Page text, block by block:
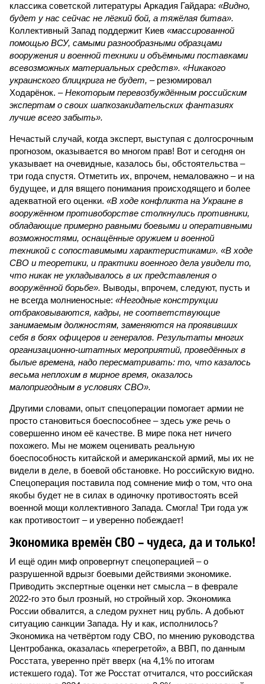
классика советской литературы Аркадия Гайдара: «Видно,
будет у нас сейчас не лёгкий бой, а тяжёлая битва».
Коллективный Запад поддержит Киев «массированной
помощью ВСУ, самыми разнообразными образцами
вооружения и военной техники и объёмными поставками
всевозможных материальных средств». «Никакого
украинского блицкрига не будет, – резюмировал
Ходарёнок. –Некоторым перевозбуждённым российским
экспертам о своих шапкозакидательских фантазиях
лучше всего забыть».
Нечастый случай, когда эксперт, выступая с долгосрочным
прогнозом, оказывается во многом прав! Вот и сегодня он
указывает на очевидные, казалось бы, обстоятельства –
три года спустя. Отметить их, впрочем, немаловажно – и на
будущее, и для вящего понимания происходящего и более
адекватной его оценки. «В ходе конфликта на Украине в
вооружённом противоборстве столкнулись противники,
обладающие примерно равными боевыми и оперативными
возможностями, оснащённые оружием и военной
техникой с сопоставимыми характеристиками». «В ходе
СВО и теоретики, и практики военного дела увидели то,
что никак не укладывалось в их представления о
вооружённой борьбе». Выводы, впрочем, следуют, пусть и
не всегда молниеносные: «Негодные конструкции
отбраковываются, кадры, не соответствующие
занимаемым должностям, заменяются на проявивших
себя в боях офицеров и генералов. Результаты многих
организационно-штатных мероприятий, проведённых в
былые времена, надо пересматривать: то, что казалось
весьма неплохим в мирное время, оказалось
малопригодным в условиях СВО».
Другими словами, опыт спецоперации помогает армии не
просто становиться боеспособнее – здесь уже речь о
совершенно ином её качестве. В мире пока нет ничего
похожего. Мы не можем оценивать реальную
боеспособность китайской и американской армий, мы их не
видели в деле, в боевой обстановке. Но российскую видно.
Спецоперация поставила под сомнение миф о том, что она
якобы будет не в силах в одиночку противостоять всей
военной мощи коллективного Запада. Смогла! Три года уж
как противостоит – и уверенно побеждает!
Экономика времён СВО – чудеса, да и только!
И ещё один миф опровергнут спецоперацией – о
разрушенной вдрызг боевыми действиями экономике.
Приводить экспертные оценки нет смысла – в феврале
2022-го это был грозный, но стройный хор. Экономика
России обвалится, а следом рухнет ниц рубль. А добьют
ситуацию санкции Запада. Ну и как, исполнилось?
Экономика на четвёртом году СВО, по мнению руководства
Центробанка, оказалась «перегретой», а ВВП, по данным
Росстата, уверенно прёт вверх (на 4,1% по итогам
истекшего года). Тот же Росстат отчитался, что российская